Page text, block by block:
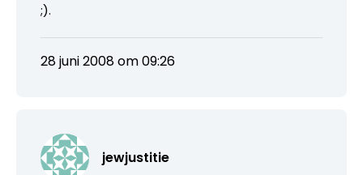
;).
28 juni 2008 om 09:26
jewjustitie